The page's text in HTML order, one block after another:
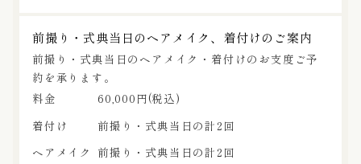
前撮り・式典当日のヘアメイク、着付けのご案内
前撮り・式典当日のヘアメイク・着付けのお支度ご予
約を承ります。
料金
60,000円(税込)
着付け
前撮り・式典当日の計2回
ヘアメイク 前撮り・式典当日の計2回